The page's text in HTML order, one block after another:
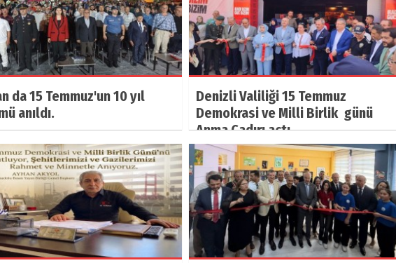
da 15 Temmuz'un 10 yıl
anıldı.
Denizli Valiliği 15 Temmuz
Demokrasi ve Milli Birlik günü
Anma Çadırı açtı.